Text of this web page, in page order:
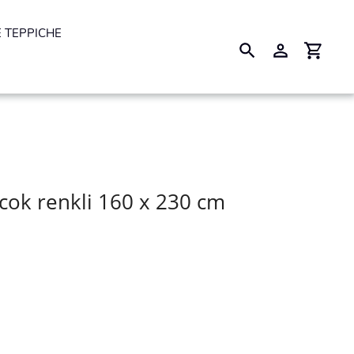
SuchenEinloggen
renkli 160 x 230 cm